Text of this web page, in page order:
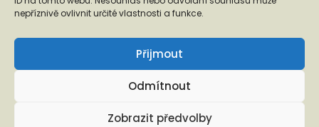
nepříznivě ovlivnit určité vlastnosti a funkce.
Přijmout
Odmítnout
Zobrazit předvolby
❬ ❭